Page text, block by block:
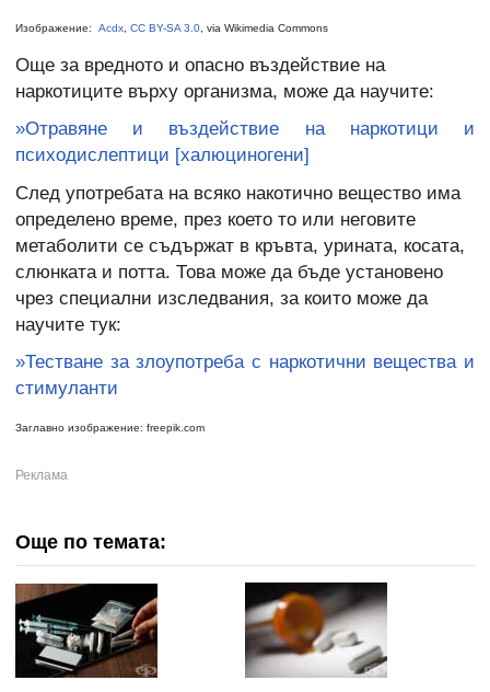
Изображение: Acdx CC BY-SA 3.0 , via Wikimedia Commons
Още за вредното и опасно въздействие на
наркотиците върху организма, може да научите:
»Отравяне и въздействие на наркотици и
психодислептици [халюциногени]
След употребата на всяко накотично вещество има
определено време, през което то или неговите
метаболити се съдържат в кръвта, урината, косата,
слюнката и потта. Това може да бъде установено
чрез специални изследвания, за които може да
научите тук:
»Тестване за злоупотреба с наркотични вещества и
стимуланти
Заглавно изображение: freepik.com
Още по темата: